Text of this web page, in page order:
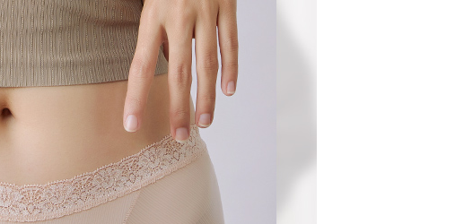
３．未成年的使用者請事先徵得法定代理人或監護人之同意方可使用
「AFTEE先享後付」，若未經同意申辦者引起之損失，本公司不負相關責
任。
４．使用「AFTEE先享後付」時，將依據個別帳號之用戶狀況，依本公司
即時審查核予不同之上限額度；若仍有額度不足之情形，本公司將視審查
結果請求用戶進行身份認證。
５．嚴禁一人註冊多個帳號或使用他人資訊註冊。若發現惡意使用之情
形，恩沛科技股份有限公司將有權停止該用戶之使用額度並採取法律行